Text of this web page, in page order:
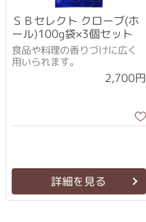
ＳＢセレクト クローブ(ホ
ール)100g袋×3個セット
食品や料理の香りづけに広く
用いられます。
2,700円
詳細を見る